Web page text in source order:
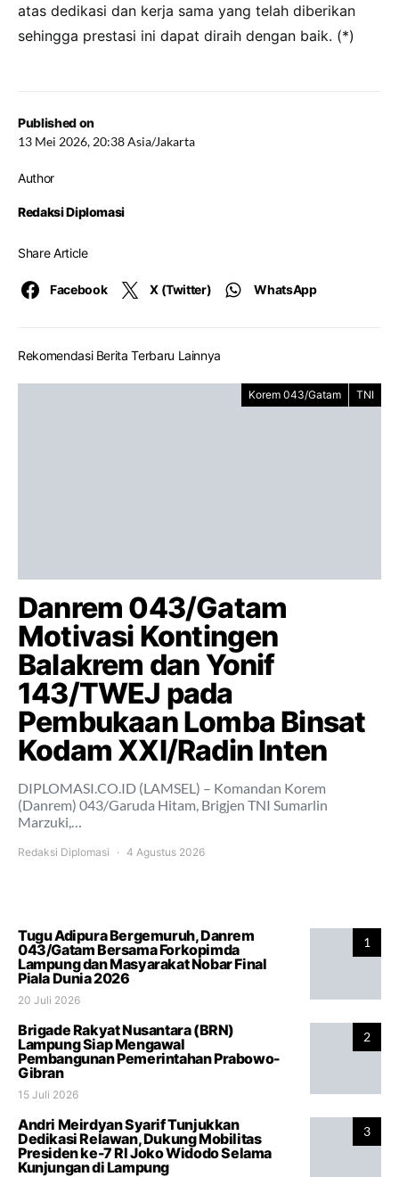
Published on
13 Mei 2026, 20:38 Asia/Jakarta
Author
Redaksi Diplomasi
Share Article
Facebook X (Twitter) WhatsApp
atas dedikasi dan kerja sama yang telah diberikan
sehingga prestasi ini dapat diraih dengan baik. (*)
Rekomendasi Berita Terbaru Lainnya
Korem 043/Gatam TNI
Danrem 043/Gatam
Motivasi Kontingen
Balakrem dan Yonif
143/TWEJ pada
Pembukaan Lomba Binsat
Kodam XXI/Radin Inten
DIPLOMASI.CO.ID (LAMSEL) – Komandan Korem
(Danrem) 043/Garuda Hitam, Brigjen TNI Sumarlin
Marzuki,…
Redaksi Diplomasi 4 Agustus 2026
1
Tugu Adipura Bergemuruh, Danrem
043/Gatam Bersama Forkopimda
Lampung dan Masyarakat Nobar Final
Piala Dunia 2026
20 Juli 2026
2
Brigade Rakyat Nusantara (BRN)
Lampung Siap Mengawal
Pembangunan Pemerintahan Prabowo-
Gibran
15 Juli 2026
3
Andri Meirdyan Syarif Tunjukkan
Dedikasi Relawan, Dukung Mobilitas
Presiden ke-7 RI Joko Widodo Selama
Kunjungan di Lampung